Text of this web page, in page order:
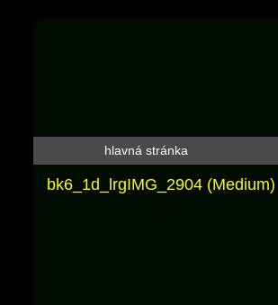
hlavná stránka
bk6_1d_lrgIMG_2904 (Medium)